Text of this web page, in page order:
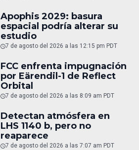
Apophis 2029: basura
espacial podría alterar su
estudio
7 de agosto del 2026 a las 12:15 pm PDT
FCC enfrenta impugnación
por Eärendil-1 de Reflect
Orbital
7 de agosto del 2026 a las 8:09 am PDT
Detectan atmósfera en
LHS 1140 b, pero no
reaparece
7 de agosto del 2026 a las 7:07 am PDT